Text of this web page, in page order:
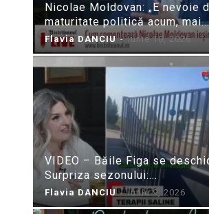
Nicolae Moldovan: „E nevoie
maturitate politică acum, mai...
Flavia DANCIU - iunie 10, 2026
VIDEO – Băile Figa se
Surpriza sezonului:...
Flavia DANCIU - iunie 9, 2026